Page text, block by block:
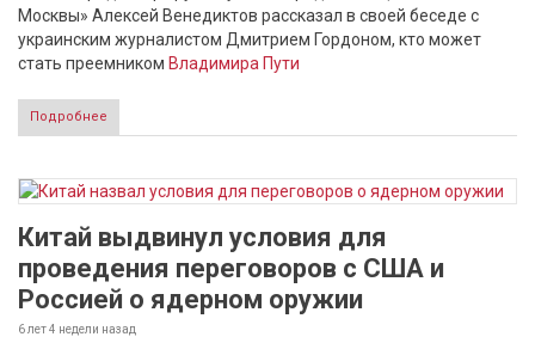
Москвы» Алексей Венедиктов рассказал в своей беседе с
украинским журналистом Дмитрием Гордоном, кто может
стать преемником Владимира Пути
Подробнее
Китай выдвинул условия для
проведения переговоров с США и
Россией о ядерном оружии
6 лет 4 недели назад